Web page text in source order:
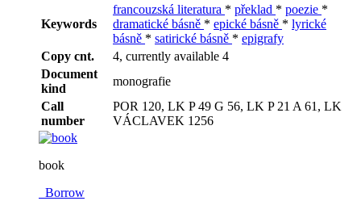
Keywords
francouzská literatura * překlad * poezie *
dramatické básně * epické básně * lyrické
básně * satirické básně * epigrafy
Copy cnt.
4, currently available 4
Document
kind
monografie
Call
number
POR 120, LK P 49 G 56, LK P 21 A 61, LK
VÁCLAVEK 1256
book
Borrow